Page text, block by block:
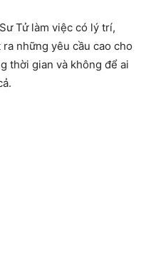
Tử làm việc có lý trí,
những yêu cầu cao cho
thời gian và không để ai